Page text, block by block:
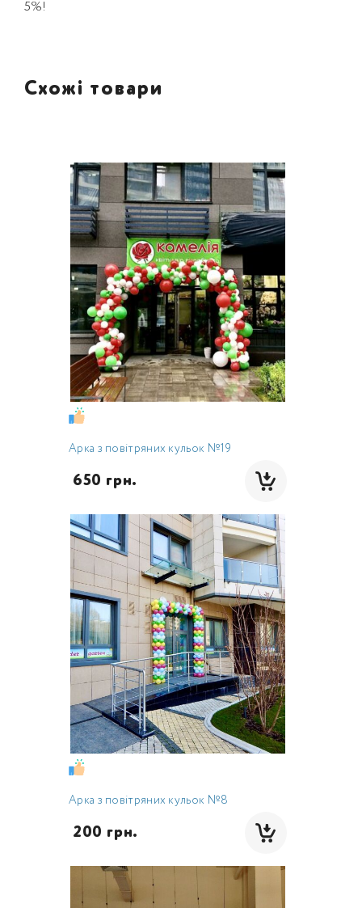
5%!
Схожі товари
Арка з повітряних кульок №19
650 грн.
Арка з повітряних кульок №8
200 грн.